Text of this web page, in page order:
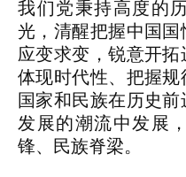
我们党秉持高度的
光，清醒把握中国
应变求变，锐意开
体现时代性、把握
国家和民族在历史
发展的潮流中发展
锋、民族脊梁。